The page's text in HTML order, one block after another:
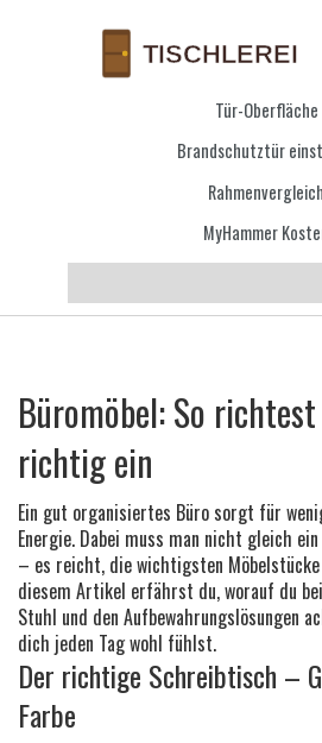
Tür-Oberfläche
Brandschutztür
Rahmenvergleich
MyHammer
Büromöbel: So
richtig ein
Ein gut organisiertes Büro sorgt für
Energie. Dabei muss man nicht gleich
– es reicht, die wichtigsten Möbelstücke
diesem Artikel erfährst du, worauf du
Stuhl und den Aufbewahrungslösungen
dich jeden Tag wohl fühlst.
Der richtige Schreibtisch –
Farbe